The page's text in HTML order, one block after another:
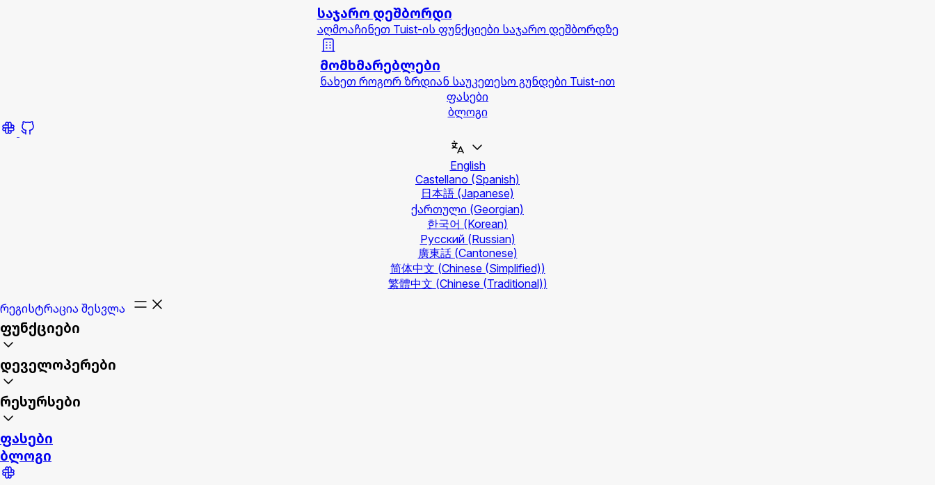
საჯარო დეშბორდი
აღმოაჩინეთ Tuist-ის ფუნქციები საჯარო დეშბორდზე
მომხმარებლები
ნახეთ როგორ ზრდიან საუკეთესო გუნდები Tuist-ით
ფასები
ბლოგი
English
Castellano (Spanish)
日本語 (Japanese)
ქართული (Georgian)
한국어 (Korean)
Русский (Russian)
廣東話 (Cantonese)
简体中文 (Chinese (Simplified))
繁體中文 (Chinese (Traditional))
რეგისტრაცია შესვლა
ფუნქციები
დეველოპერები
რესურსები
ფასები
ბლოგი